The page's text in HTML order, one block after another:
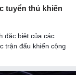
tuyển thủ khiến
đặc biệt của các
trận đấu khiến cộng